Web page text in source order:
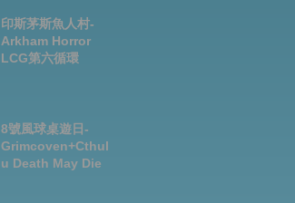
印斯茅斯魚人村-
Arkham Horror
LCG第六循環
8號風球桌遊日-
Grimcoven+Cthulh
u Death May Die